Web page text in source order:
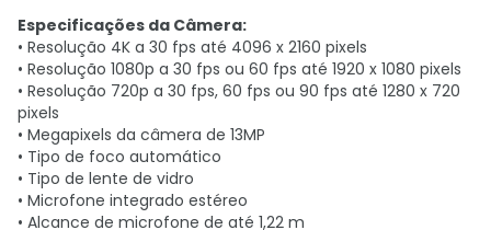
Especificações da Câmera:
• Resolução 4K a 30 fps até 4096 x 2160 pixels
• Resolução 1080p a 30 fps ou 60 fps até 1920 x 1080 pixels
• Resolução 720p a 30 fps, 60 fps ou 90 fps até 1280 x 720
pixels
• Megapixels da câmera de 13MP
• Tipo de foco automático
• Tipo de lente de vidro
• Microfone integrado estéreo
• Alcance de microfone de até 1,22 m